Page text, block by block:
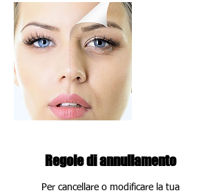
Regole di annullamento
Per cancellare o modificare la tua